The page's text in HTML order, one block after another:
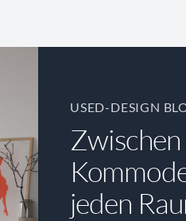
USED-DESIGN
jeden